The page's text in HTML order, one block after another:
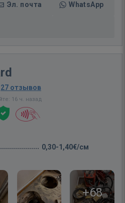
Эл. почта WhatsApp
27 отзывов
16 ч. назад
0,30-1,40€/см
+68